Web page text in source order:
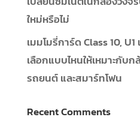
ใหม่หรือไม่
เมมโมรี่การ์ด Class 10,
เลือกแบบไหนให้เหมาะกับ
รถยนต์ และสมาร์ทโฟน
Recent Comments